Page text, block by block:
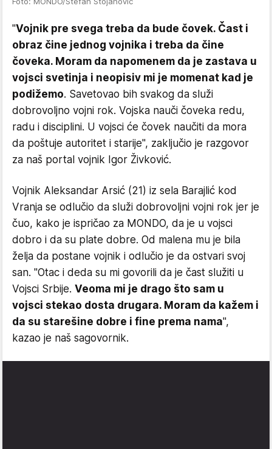
"Vojnik pre svega treba da bude čovek. Čast i
obraz čine jednog vojnika i treba da čine
čoveka. Moram da napomenem da je zastava u
vojsci svetinja i neopisiv mi je momenat kad je
podižemo. Savetovao bih svakog da služi
dobrovoljno vojni rok. Vojska nauči čoveka redu,
radu i disciplini. U vojsci će čovek naučiti da mora
da poštuje autoritet i starije", zaključio je razgovor
za naš portal vojnik Igor Živković.
Vojnik Aleksandar Arsić (21) iz sela Barajlić kod
Vranja se odlučio da služi dobrovoljni vojni rok jer je
čuo, kako je ispričao za MONDO, da je u vojsci
dobro i da su plate dobre. Od malena mu je bila
želja da postane vojnik i odlučio je da ostvari svoj
san. "Otac i deda su mi govorili da je čast služiti u
Vojsci Srbije. Veoma mi je drago što sam u
vojsci stekao dosta drugara. Moram da kažem i
da su starešine dobre i fine prema nama",
kazao je naš sagovornik.